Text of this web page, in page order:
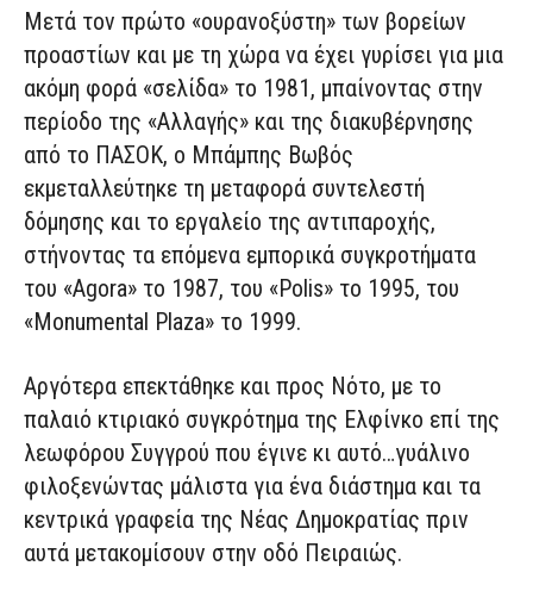
Μετά τον πρώτο «ουρανοξύστη» των βορείων
προαστίων και με τη χώρα να έχει γυρίσει για μια
ακόμη φορά «σελίδα» το 1981, μπαίνοντας στην
περίοδο της «Αλλαγής» και της διακυβέρνησης
από το ΠΑΣΟΚ, ο Μπάμπης Βωβός
εκμεταλλεύτηκε τη μεταφορά συντελεστή
δόμησης και το εργαλείο της αντιπαροχής,
στήνοντας τα επόμενα εμπορικά συγκροτήματα
του «Agora» το 1987, του «Polis» το 1995, του
«Monumental Plaza» το 1999.
Αργότερα επεκτάθηκε και προς Νότο, με το
παλαιό κτιριακό συγκρότημα της Ελφίνκο επί της
λεωφόρου Συγγρού που έγινε κι αυτό…γυάλινο
φιλοξενώντας μάλιστα για ένα διάστημα και τα
κεντρικά γραφεία της Νέας Δημοκρατίας πριν
αυτά μετακομίσουν στην οδό Πειραιώς.